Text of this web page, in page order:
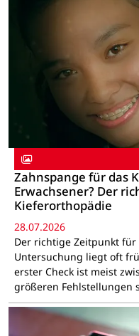
Zahnspange für das
Erwachsener? Der
Kieferorthopädie
28.07.2026
Der richtige Zeitpunkt
Untersuchung liegt oft
erster Check ist meist
größeren Fehlstellungen